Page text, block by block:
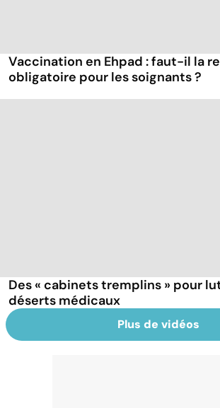
Vaccination en Ehpad : faut-il la
obligatoire pour les soignants ?
Des « cabinets tremplins » pour
déserts médicaux
Plus de vidéos